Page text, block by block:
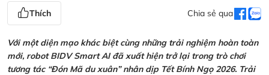
Thích Chia sẻ qua
Với một diện mạo khác biệt cùng những trải nghiệm hoàn toàn
mới, robot BIDV Smart AI đã xuất hiện trở lại trong trò chơi
tương tác “Đón Mã du xuân” nhân dịp Tết Bính Ngọ 2026. Trải